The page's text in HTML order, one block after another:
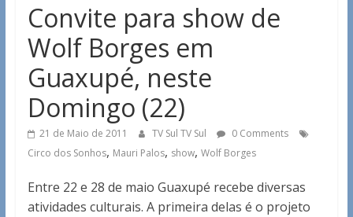
Guaxupé
região.
Convite para show de
Wolf Borges em
Guaxupé, neste
Domingo (22)
21 de Maio de 2011 TV Sul TV Sul
0 Comments
Circo dos Sonhos, Mauri Palos, show, Wolf Borges
Entre 22 e 28 de maio Guaxupé recebe diversas
atividades culturais. A primeira delas é o projeto